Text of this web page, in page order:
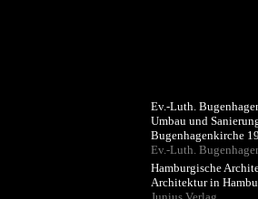
Ev.-Luth.
Umbau und
Bugenhagenkirche
Ev.-Luth.
Hamburgische
Architektur in